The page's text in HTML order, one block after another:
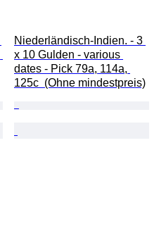
Niederländisch-Indien. - 3
x 10 Gulden - various
dates - Pick 79a, 114a,
125c  (Ohne mindestpreis)